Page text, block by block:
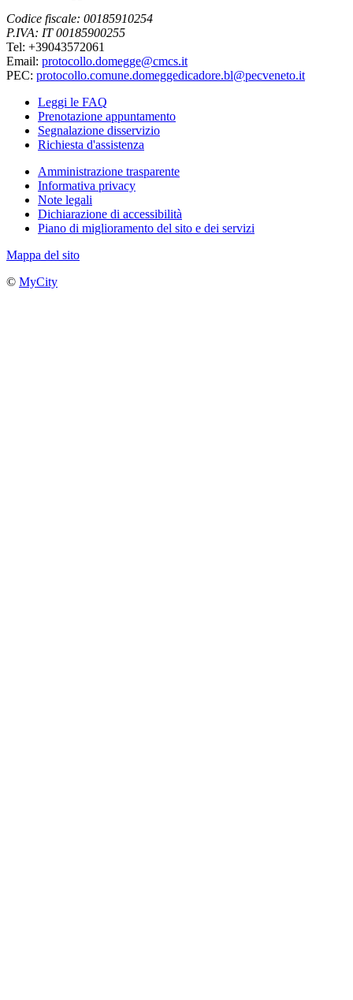
Codice fiscale: 00185910254
P.IVA: IT 00185900255
Tel: +39043572061
Email: protocollo.domegge@cmcs.it
PEC: protocollo.comune.domeggedicadore.bl@pecveneto.it
Leggi le FAQ
Prenotazione appuntamento
Segnalazione disservizio
Richiesta d'assistenza
Amministrazione trasparente
Informativa privacy
Note legali
Dichiarazione di accessibilità
Piano di miglioramento del sito e dei servizi
Mappa del sito
© MyCity